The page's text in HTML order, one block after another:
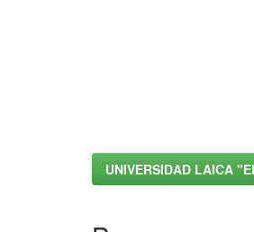
UNIVERSIDAD LAICA